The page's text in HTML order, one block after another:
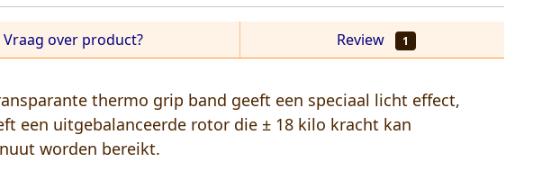
thermo grip band geeft een speciaal licht effect,
een uitgebalanceerde rotor die ± 18 kilo kracht kan
worden bereikt.
Vraag over product? Review 1